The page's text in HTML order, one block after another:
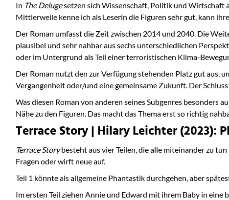
In The Delugesetzen sich Wissenschaft, Politik und Wirtschaft
Mittlerweile kenne ich als Leserin die Figuren sehr gut, kann
Der Roman umfasst die Zeit zwischen 2014 und 2040. Die
plausibel und sehr nahbar aus sechs unterschiedlichen
oder im Untergrund als Teil einer terroristischen Klima-
Der Roman nutzt den zur Verfügung stehenden Platz gut aus,
Vergangenheit oder/und eine gemeinsame Zukunft. Der
Was diesen Roman von anderen seines Subgenres
Nähe zu den Figuren. Das macht das Thema erst so richtig
Terrace Story | Hilary Leichter (2023):
Terrace Storybesteht aus vier Teilen, die alle miteinander zu
Fragen oder wirft neue auf.
Teil 1 könnte als allgemeine Phantastik durchgehen, aber
Im ersten Teil ziehen Annie und Edward mit ihrem Baby in